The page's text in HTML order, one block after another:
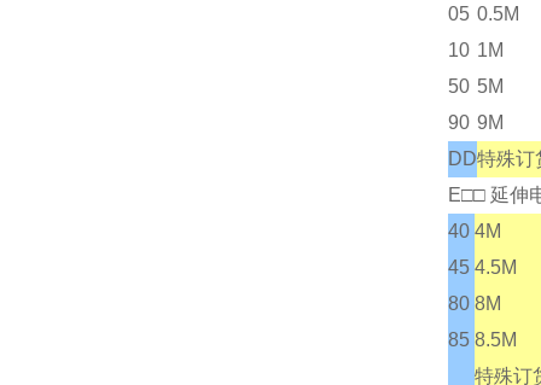
05 0.5M
10 1M
50 5M
90 9M
DD特殊订
E□□ 延伸
40 4M
45 4.5M
80 8M
85 8.5M
特殊订